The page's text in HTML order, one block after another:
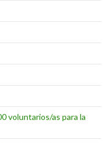
voluntarios/as para la